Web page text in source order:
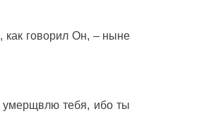
, как говорил Он, – ныне
умерщвлютебя, ибо ты